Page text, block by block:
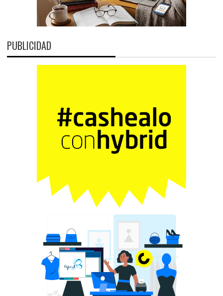
PUBLICIDAD